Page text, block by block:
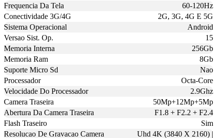
Frequencia Da Tela
60-120Hz
Conectividade 3G/4G
2G, 3G, 4G E 5G
Sistema Operacional
Android
Versao Sist. Op.
15
Memoria Interna
256Gb
Memoria Ram
8Gb
Suporte Micro Sd
Nao
Processador
Octa-Core
Velocidade Do Processador
2.9Ghz
Camera Traseira
50Mp+12Mp+5Mp
Abertura Da Camera Traseira
F1.8 + F2.2 + F2.4
Flash Traseiro
Sim
Resolucao De Gravacao Camera
Uhd 4K (3840 X 2160) |